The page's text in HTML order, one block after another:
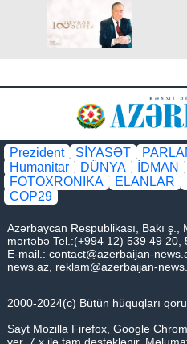
Prezident SİYASƏT
Humanitar
DÜNYA İDMAN
FOTOXRONIKA
ELANLAR
COP29
Azərbaycan Respublikası, Bakı
mərtəbə Tel.:(+994 12) 539 49 20,
E-mail.: contact@azerbaijan-
news.az reklam@azerbaijan-
2000-2024(c) Bütün hüquqları
Sayt Mozilla Firefox, Google